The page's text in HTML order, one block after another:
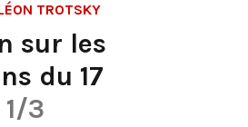
TROTSKY
sur les
du 17
1/3